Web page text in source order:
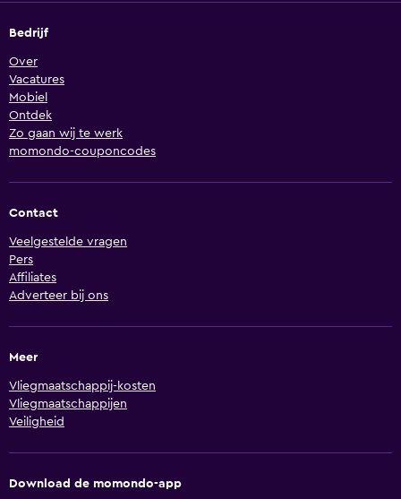
Bedrijf
Over
Vacatures
Mobiel
Ontdek
Zo gaan wij te werk
momondo-couponcodes
Contact
Veelgestelde vragen
Pers
Affiliates
Adverteer bij ons
Meer
Vliegmaatschappij-kosten
Vliegmaatschappijen
Veiligheid
Download de momondo-app